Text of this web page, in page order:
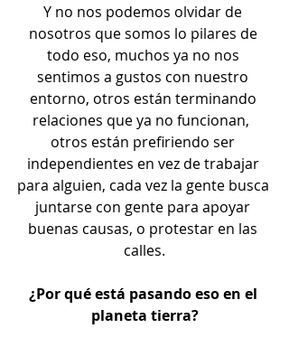
Y no nos podemos olvidar de
nosotros que somos lo pilares de
todo eso, muchos ya no nos
sentimos a gustos con nuestro
entorno, otros están terminando
relaciones que ya no funcionan,
otros están prefiriendo ser
independientes en vez de trabajar
para alguien, cada vez la gente busca
juntarse con gente para apoyar
buenas causas, o protestar en las
calles.
¿Por qué está pasando eso en el
planeta tierra?